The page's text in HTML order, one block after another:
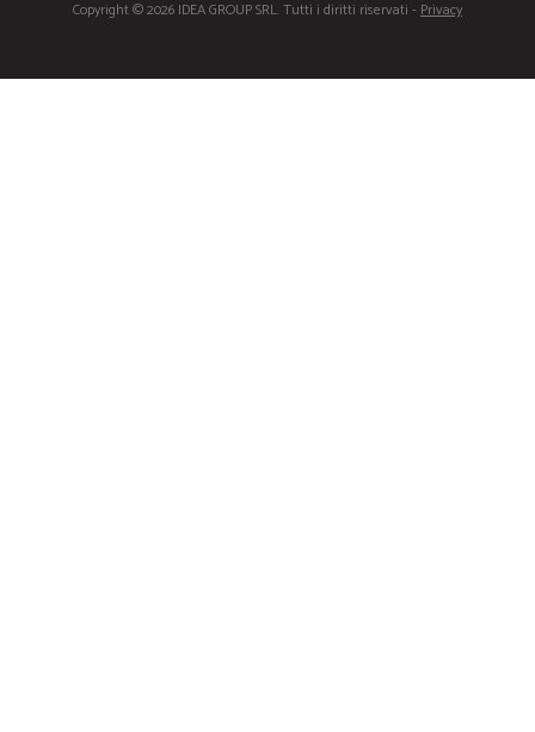
Copyright © 2026 IDEA GROUP SRL. Tutti i diritti riservati -Privacy